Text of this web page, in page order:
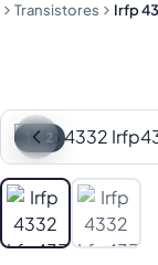
Transistores
Irfp
/ 2